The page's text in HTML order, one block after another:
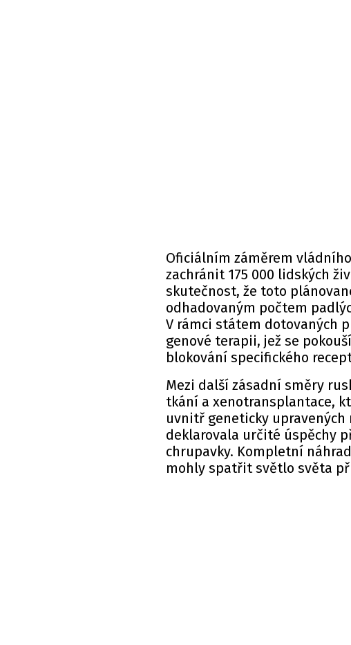
Oficiálním záměrem
zachránit 175 000 lidských
skutečnost, že toto
odhadovaným počtem
V rámci státem dotovaných
genové terapii, jež se
blokování specifického
Mezi další zásadní směry
tkání a xenotransplantace,
uvnitř geneticky
deklarovala určité úspěchy
chrupavky. Kompletní
mohly spatřit světlo světa